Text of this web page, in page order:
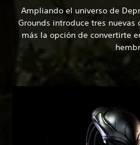
Ampliando el universo de
Grounds introduce tres
más la opción de convertirte